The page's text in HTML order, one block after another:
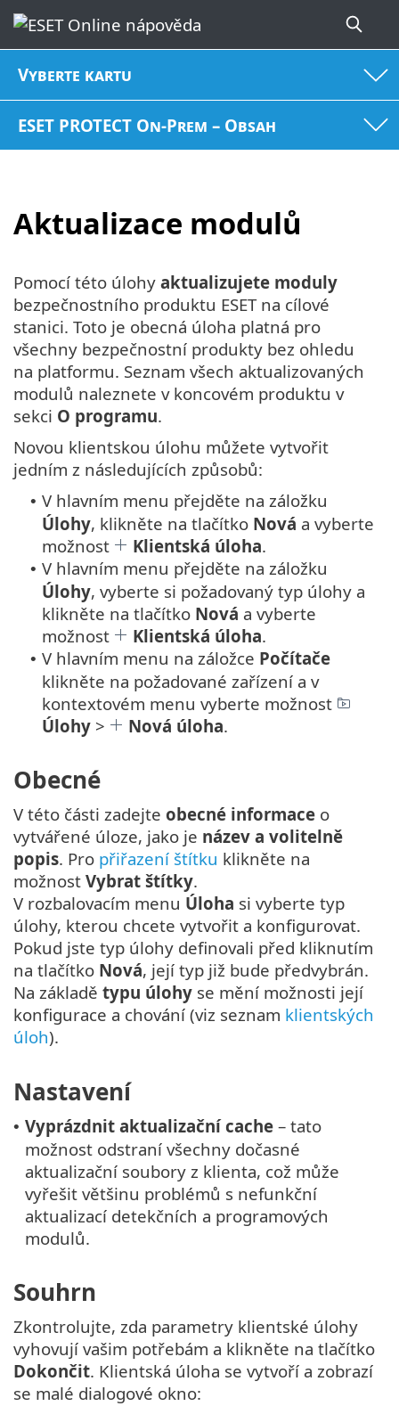
Vyberte kartu
ESET PROTECT On-Prem – Obsah
Aktualizace modulů
Pomocí této úlohy aktualizujete moduly
bezpečnostního produktu ESET na cílové
stanici. Toto je obecná úloha platná pro
všechny bezpečnostní produkty bez ohledu
na platformu. Seznam všech aktualizovaných
modulů naleznete v koncovém produktu v
sekci O programu.
Novou klientskou úlohu můžete vytvořit
jedním z následujících způsobů:
• V hlavním menu přejděte na záložku
Úlohy, klikněte na tlačítko Nová a vyberte
možnost
Klientská úloha.
• V hlavním menu přejděte na záložku
Úlohy, vyberte si požadovaný typ úlohy a
klikněte na tlačítko Nová a vyberte
možnost
Klientská úloha.
• V hlavním menu na záložce Počítače
klikněte na požadované zařízení a v
kontextovém menu vyberte možnost
Úlohy > Nová úloha.
Obecné
V této části zadejte obecné informace o
vytvářené úloze, jako je název a volitelně
popis. Pro přiřazení štítku klikněte na
možnost Vybrat štítky.
V rozbalovacím menu Úloha si vyberte typ
úlohy, kterou chcete vytvořit a konfigurovat.
Pokud jste typ úlohy definovali před kliknutím
na tlačítko Nová, její typ již bude předvybrán.
Na základě typu úlohy se mění možnosti její
konfigurace a chování (viz seznam klientských
úloh).
Nastavení
• Vyprázdnit aktualizační cache – tato
možnost odstraní všechny dočasné
aktualizační soubory z klienta, což může
vyřešit většinu problémů s nefunkční
aktualizací detekčních a programových
modulů.
Souhrn
Zkontrolujte, zda parametry klientské úlohy
vyhovují vašim potřebám a klikněte na tlačítko
Dokončit. Klientská úloha se vytvoří a zobrazí
se malé dialogové okno: